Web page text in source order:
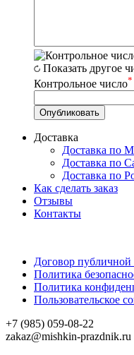
Показать другое
Контрольное число*
Доставка
Доставка по
Доставка по
Доставка по
Как сделать заказ
Отзывы
Контакты
Договор
Политика
Политика
Пользовательское
+7 (985) 059-08-22
zakaz@mishkin-prazdnik.ru